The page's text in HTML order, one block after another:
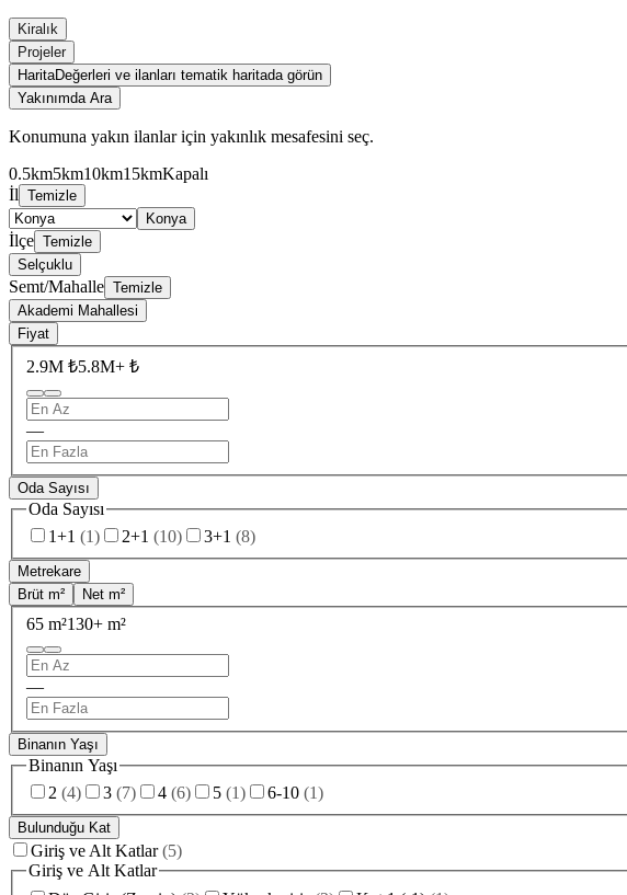
Kiralık
Projeler
HaritaDeğerleri ve ilanları tematik haritada görün
Yakınımda Ara
Konumuna yakın ilanlar için yakınlık mesafesini seç.
0.5km5km10km15kmKapalı
İl Temizle
Konya
İlçe Temizle
Selçuklu
Semt/Mahalle Temizle
Akademi Mahallesi
Fiyat
2.9M ₺5.8M+ ₺
—
Oda Sayısı
Oda Sayısı
1+1 (1) 2+1 (10) 3+1 (8)
Metrekare
Brüt m²
Net m²
65 m²130+ m²
—
Binanın Yaşı
Binanın Yaşı
2 (4) 3 (7) 4 (6) 5 (1) 6-10 (1)
Bulunduğu Kat
Giriş ve Alt Katlar (5)
Giriş ve Alt Katlar